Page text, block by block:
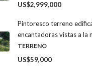
US$2,999,000
Pintoresco terreno
encantadoras vistas a la
TERRENO
US$59,000